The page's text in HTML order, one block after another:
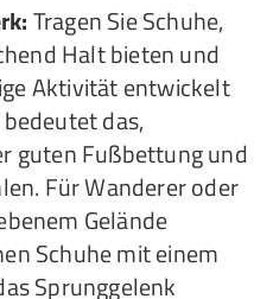
Tragen Sie Schuhe,
Halt bieten und
Aktivität entwickelt
das,
guten Fußbettung und
Für Wanderer oder
Gelände
Schuhe mit einem
Sprunggelenk